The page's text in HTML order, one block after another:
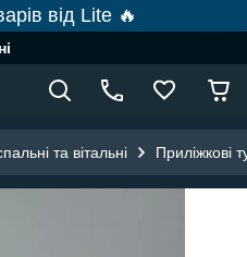
від Lite 🔥
та вітальні Приліжкові